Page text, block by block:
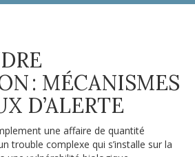
: MÉCANISMES
D’ALERTE
une affaire de quantité
trouble complexe qui s’installe sur la